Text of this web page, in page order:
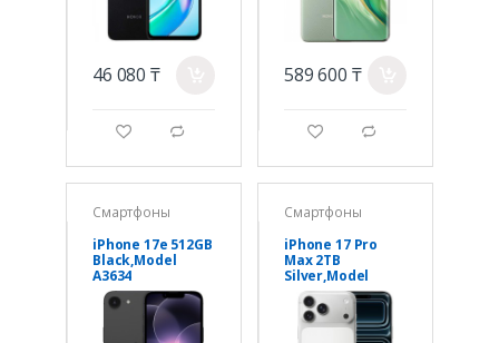
46 080 ₸
g d
589 600 ₸
g d
Смартфоны
iPhone 17e 512GB
Black,Model
A3634
Смартфоны
iPhone 17 Pro
Max 2TB
Silver,Model
A3526